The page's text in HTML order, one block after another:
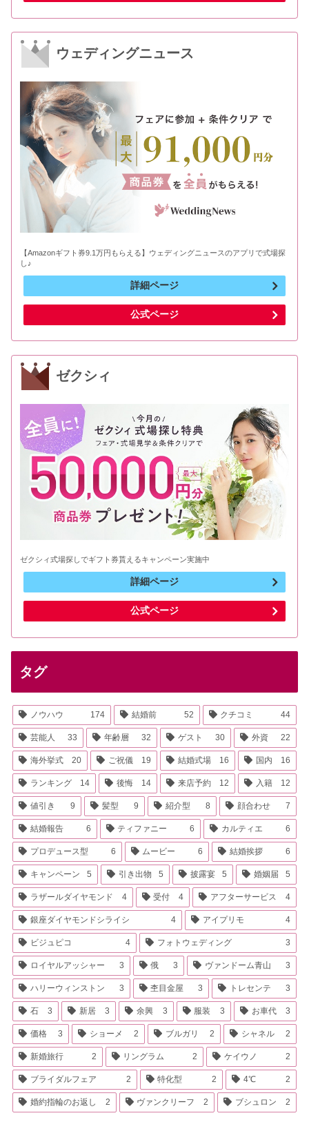
ウェディングニュース
【Amazonギフト券9.1万円もらえる】ウェディングニュースのアプリで式場探
し♪
詳細ページ
公式ページ
ゼクシィ
ゼクシィ式場探しでギフト券貰えるキャンペーン実施中
詳細ページ
公式ページ
タグ
ノウハウ 174 結婚前 52 クチコミ 44
芸能人 33 年齢層 32 ゲスト 30 外資 22
海外挙式 20 ご祝儀 19 結婚式場 16 国内 16
ランキング 14 後悔 14 来店予約 12 入籍 12
値引き 9 髪型 9 紹介型 8 顔合わせ 7
結婚報告 6 ティファニー 6 カルティエ 6
プロデュース型 6 ムービー 6 結婚挨拶 6
キャンペーン 5 引き出物 5 披露宴 5 婚姻届 5
ラザールダイヤモンド 4 受付 4 アフターサービス 4
銀座ダイヤモンドシライシ 4 アイプリモ 4
ビジュピコ 4 フォトウェディング 3
ロイヤルアッシャー 3 俄 3 ヴァンドーム青山 3
ハリーウィンストン 3 杢目金屋 3 トレセンテ 3
石 3 新居 3 余興 3 服装 3 お車代 3
価格 3 ショーメ 2 ブルガリ 2 シャネル 2
新婚旅行 2 リングラム 2 ケイウノ 2
ブライダルフェア 2 特化型 2 4℃ 2
婚約指輪のお返し 2 ヴァンクリーフ 2 ブシュロン 2